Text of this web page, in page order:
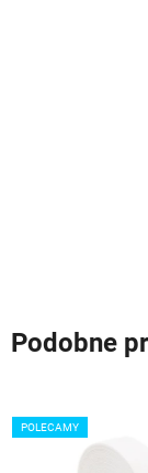
Podobne
POLECAMY